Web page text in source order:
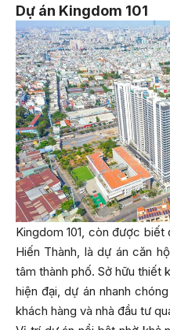
Dự án Kingdom 101
Kingdom 101, còn được biết
Hiến Thành, là dự án căn
tâm thành phố. Sở hữu thiết
hiện đại, dự án nhanh
khách hàng và nhà đầu tư